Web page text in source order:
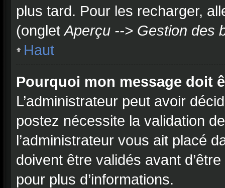
plus tard. Pour les recharger,
(onglet Aperçu --> Gestion des
Haut
Pourquoi mon message doit
L’administrateur peut avoir
postez nécessite la validation
l’administrateur vous ait placé
doivent être validés avant
pour plus d’informations.